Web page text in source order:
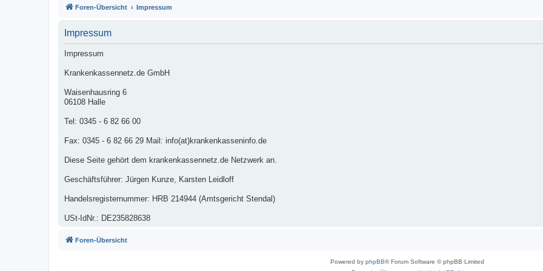
Foren-Übersicht Impressum
Impressum
Impressum
Krankenkassennetz.de GmbH
Waisenhausring 6
06108 Halle
Tel: 0345 - 6 82 66 00
Fax: 0345 - 6 82 66 29 Mail: info(at)krankenkasseninfo.de
Diese Seite gehört dem krankenkassennetz.de Netzwerk an.
Geschäftsführer: Jürgen Kunze, Karsten Leidloff
Handelsregisternummer: HRB 214944 (Amtsgericht Stendal)
USt-IdNr.: DE235828638
Foren-Übersicht
Powered by phpBB® Forum Software © phpBB Limited